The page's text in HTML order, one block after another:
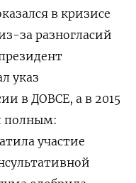
в кризисе
за разногласий
указ
в ДОВСЕ, а в 2015
полным:
участие